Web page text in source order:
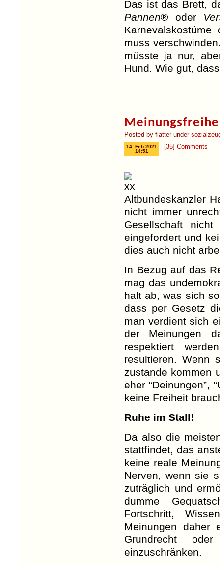
Das ist das Brett,
Pannen® oder
muss
müsste ja nur,
Hund. Wie gut,
Posted by flatter under
[35] Comments
14. Feb 2021
14:51
Altbundeskanzler
nicht immer
Gesellschaft
eingefordert und
dies auch nicht
In Bezug auf das
mag das
halt ab, was sich
dass per Gesetz
man verdient sich
der Meinungen
respektiert
resultieren. Wenn
zustande kommen
eher “Deinungen”,
keine Freiheit
Ruhe im Stall!
Da also die
stattfindet, das
keine reale
Nerven, wenn sie
zuträglich und
dumme
Fortschritt,
Meinungen
Grundrecht
einzuschränken.